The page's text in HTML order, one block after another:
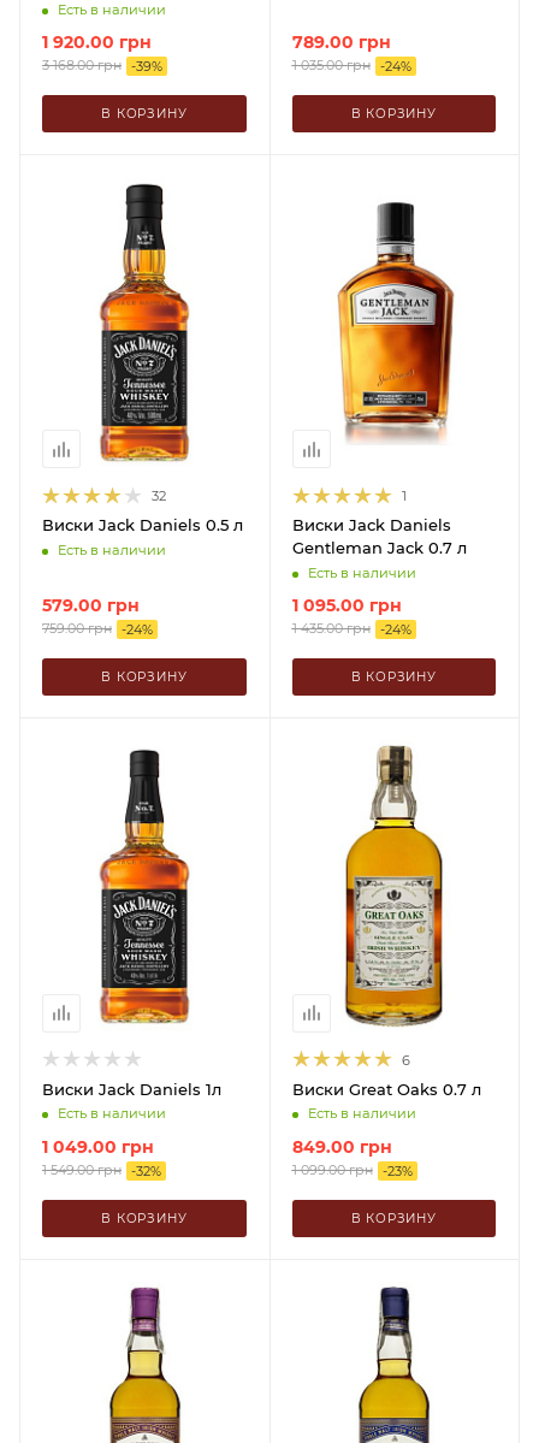
Есть в наличии
1 920.00 грн
3 168.00грн -39%
В КОРЗИНУ
789.00 грн
1 035.00грн -24%
В КОРЗИНУ
32
Виски Jack Daniels 0.5 л
Есть в наличии
579.00 грн
759.00грн -24%
В КОРЗИНУ
1
Виски Jack Daniels
Gentleman Jack 0.7 л
Есть в наличии
1 095.00 грн
1 435.00грн -24%
В КОРЗИНУ
Виски Jack Daniels 1л
Есть в наличии
1 049.00 грн
1 549.00грн -32%
В КОРЗИНУ
6
Виски Great Oaks 0.7 л
Есть в наличии
849.00 грн
1 099.00грн -23%
В КОРЗИНУ